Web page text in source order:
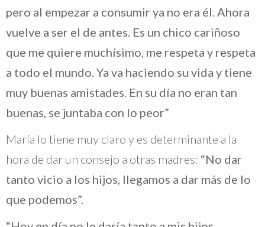
pero al empezar a consumir ya no era él. Ahora
vuelve a ser el de antes. Es un chico cariñoso
que me quiere muchísimo, me respeta y respeta
a todo el mundo. Ya va haciendo su vida y tiene
muy buenas amistades. En su día no eran tan
buenas, se juntaba con lo peor”
María lo tiene muy claro y es determinante a la
hora de dar un consejo a otras madres: “No dar
tanto vicio a los hijos, llegamos a dar más de lo
que podemos”.